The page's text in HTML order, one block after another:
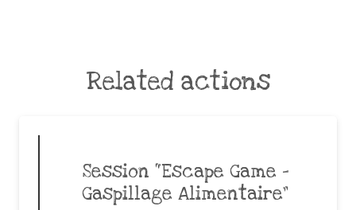
Related actions
Session “Escape Game –
Gaspillage Alimentaire”